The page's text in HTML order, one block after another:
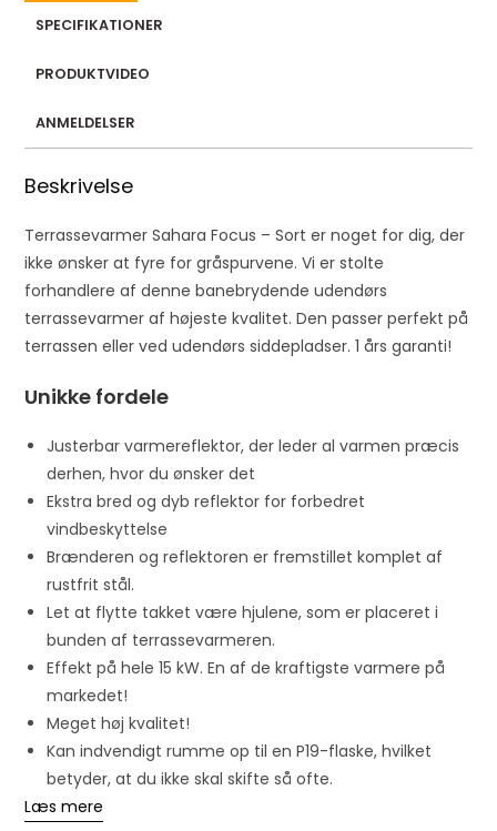
SPECIFIKATIONER
PRODUKTVIDEO
ANMELDELSER
Beskrivelse
Terrassevarmer Sahara Focus – Sort er noget for dig, der
ikke ønsker at fyre for gråspurvene. Vi er stolte
forhandlere af denne banebrydende udendørs
terrassevarmer af højeste kvalitet. Den passer perfekt på
terrassen eller ved udendørs siddepladser. 1 års garanti!
Unikke fordele
Justerbar varmereflektor, der leder al varmen præcis
derhen, hvor du ønsker det
Ekstra bred og dyb reflektor for forbedret
vindbeskyttelse
Brænderen og reflektoren er fremstillet komplet af
rustfrit stål.
Let at flytte takket være hjulene, som er placeret i
bunden af terrassevarmeren.
Effekt på hele 15 kW. En af de kraftigste varmere på
markedet!
Meget høj kvalitet!
Kan indvendigt rumme op til en P19-flaske, hvilket
betyder, at du ikke skal skifte så ofte.
Læs mere